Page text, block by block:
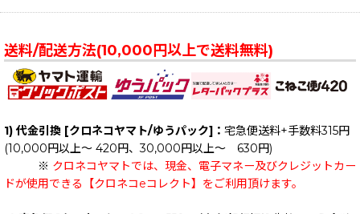
送料/配送方法(10,000円以上で送料無料)
1) 代金引換 [クロネコヤマト/ゆうパック]： 宅急便送料+手数料315円
(10,000円以上～ 420円、30,000円以上～ 630円)
※ クロネコヤマトでは、現金、電子マネー及びクレジットカー
ドが使用できる【クロネコeコレクト】をご利用頂けます。